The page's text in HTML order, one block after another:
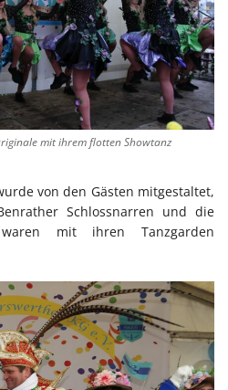
mit ihrem flotten Showtanz
von den Gästen mitgestaltet,
Schlossnarren und die
mit ihren Tanzgarden